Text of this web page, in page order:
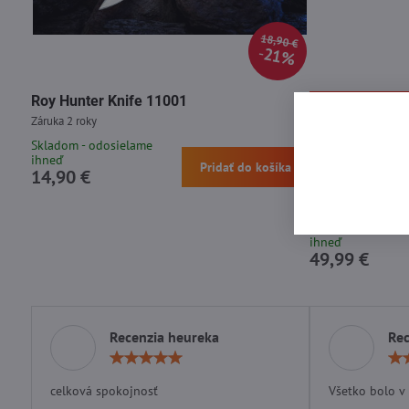
18,90 €
21%
Roy Hunter Knife 11001
Záruka 2 roky
Skladom - odosielame
ihneď
14,90 € Pridať do košíka
Najsilnejší
Najpredávanejší a
ihneď
49,99 €
Recenzia heureka
celková spokojnosť Všetko bolo